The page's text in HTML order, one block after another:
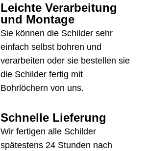
Leichte Verarbeitung
und Montage
Sie können die Schilder sehr
einfach selbst bohren und
verarbeiten oder sie bestellen sie
die Schilder fertig mit
Bohrlöchern von uns.
Schnelle Lieferung
Wir fertigen alle Schilder
spätestens 24 Stunden nach